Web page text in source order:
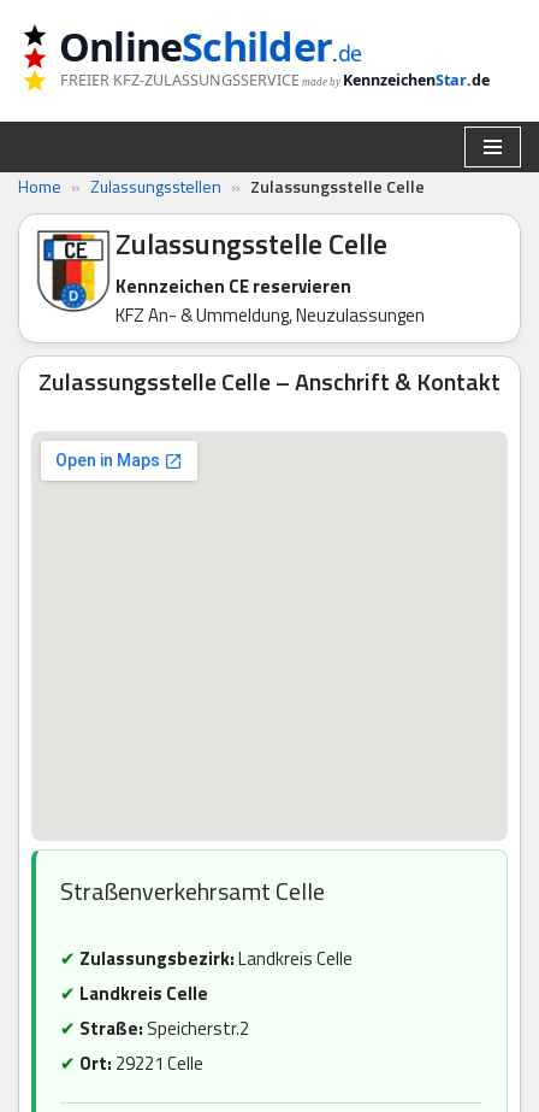
Zum
Inhalt
springen
OnlineSchilder.de
FREIER KFZ-ZULASSUNGSSERVICE made by KennzeichenStar.de
Home » Zulassungsstellen » Zulassungsstelle Celle
Zulassungsstelle Celle
Kennzeichen CE reservieren
KFZ An- & Ummeldung, Neuzulassungen
Zulassungsstelle Celle – Anschrift & Kontakt
Straßenverkehrsamt Celle
✔ Zulassungsbezirk:Landkreis Celle
✔ Landkreis Celle
✔ Straße: Speicherstr.2
✔ Ort: 29221 Celle